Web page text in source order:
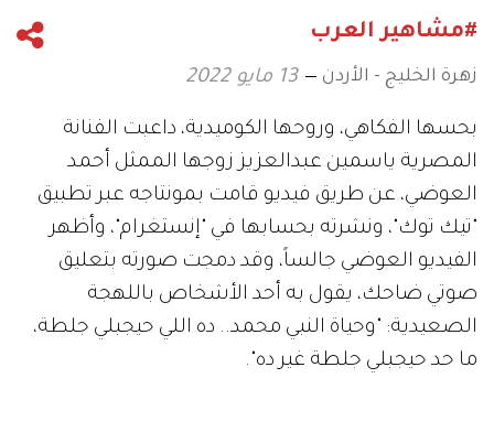
#مشاهير العرب
زهرة الخليج - الأردن 13 مايو 2022
بحسها الفكاهي، وروحها الكوميدية، داعبت الفنانة
المصرية ياسمين عبدالعزيز زوجها الممثل أحمد
العوضي، عن طريق فيديو قامت بمونتاجه عبر تطبيق
"تيك توك"، ونشرته بحسابها في "إنستغرام"، وأظهر
الفيديو العوضي جالساً، وقد دمجت صورته بتعليق
صوتي ضاحك، يقول به أحد الأشخاص باللهجة
الصعيدية: "وحياة النبي محمد.. ده اللي حيجبلي جلطة،
ما حد حيجبلي جلطة غير ده".